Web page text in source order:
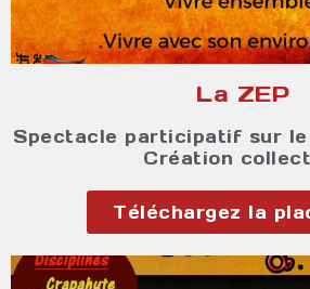
La ZEP
Spectacle participatif sur le
Création
Téléchargez la